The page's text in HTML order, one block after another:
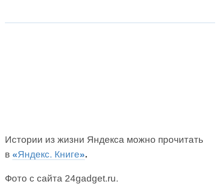
Истории из жизни Яндекса можно прочитать
в «Яндекс. Книге».
Фото с сайта 24gadget.ru.